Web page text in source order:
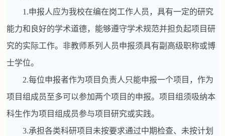
1.申报人应为我校在编在岗工作人员，具有一定的研究
能力和良好的学术道德，能够遵守学术规范并担负起项目研
究的实际工作。非教师系列人员申报须具有副高级职称或博
士学位。
2.每位申报者作为项目负责人只能申报一个项目，作为
项目组成员至多可以参加两个项目的申报。项目组须吸纳本
科生作为项目组成员参与项目研究或实践。
3.承担各类科研项目未按要求通过中期检查、未按计划